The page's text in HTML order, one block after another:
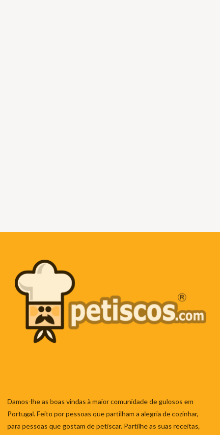
Damos-lhe as boas vindas à maior comunidade de gulosos em
Portugal. Feito por pessoas que partilham a alegria de cozinhar,
para pessoas que gostam de petiscar. Partilhe as suas receitas,